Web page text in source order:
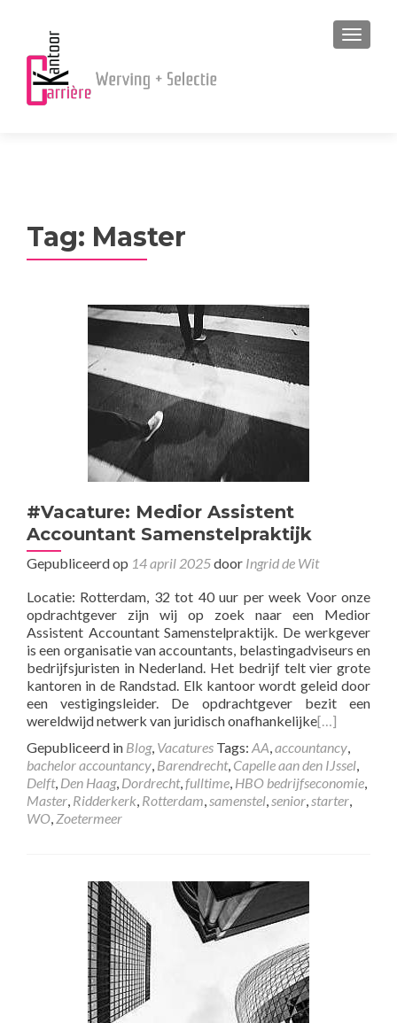
MENU
Tag: Master
#Vacature: Medior Assistent
Accountant Samenstelpraktijk
Gepubliceerd op 14 april 2025door Ingrid de Wit
Locatie: Rotterdam, 32 tot 40 uur per week Voor onze
opdrachtgever zijn wij op zoek naar een Medior
Assistent Accountant Samenstelpraktijk. De werkgever
is een organisatie van accountants, belastingadviseurs en
bedrijfsjuristen in Nederland. Het bedrijf telt vier grote
kantoren in de Randstad. Elk kantoor wordt geleid door
een vestigingsleider. De opdrachtgever bezit een
wereldwijd netwerk van juridisch onafhankelijke[…]
Gepubliceerd in Blog, Vacatures Tags: AA,accountancy,
bachelor accountancy, Barendrecht, Capelle aan den IJssel,
Delft, Den Haag, Dordrecht,fulltime, HBO bedrijfseconomie,
Master, Ridderkerk, Rotterdam,samenstel,senior,starter,
WO, Zoetermeer